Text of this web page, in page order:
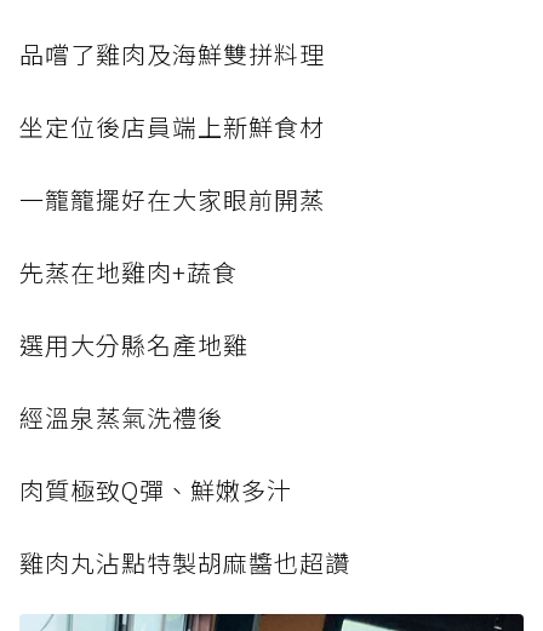
品嚐了雞肉及海鮮雙拼料理
坐定位後店員端上新鮮食材
一籠籠擺好在大家眼前開蒸
先蒸在地雞肉+蔬食
選用大分縣名產地雞
經溫泉蒸氣洗禮後
肉質極致Q彈、鮮嫩多汁
雞肉丸沾點特製胡麻醬也超讚